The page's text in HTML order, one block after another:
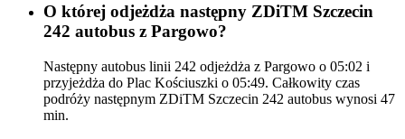
O której odjeżdża następny ZDiTM Szczecin
242 autobus z Pargowo?
Następny autobus linii 242 odjeżdża z Pargowo o 05:02 i
przyjeżdża do Plac Kościuszki o 05:49. Całkowity czas
podróży następnym ZDiTM Szczecin 242 autobus wynosi 47
min.